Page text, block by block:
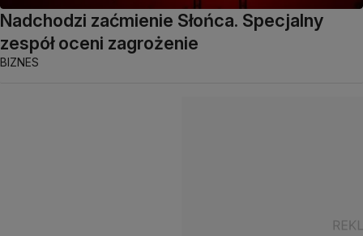
Nadchodzi zaćmienie Słońca. Specjalny
zespół oceni zagrożenie
BIZNES